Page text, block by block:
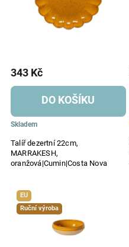
Talíř dezertní 22cm,
MARRAKESH,
oranžová|Cumin|Costa Nova
Skladem
343 Kč
DO KOŠÍKU
EU
Ruční výroba